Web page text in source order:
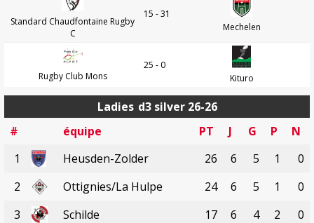
Standard Chaudfontaine Rugby
C
15 - 31
Mechelen
Rugby Club Mons
25 - 0
Kituro
Ladies d3 silver 26-26
#
équipe PT J G P
N
1
Heusden-Zolder 26 6 5 1
0
2
Ottignies/La Hulpe 24 6 5 1
0
3
Schilde 17 6 4 2
0